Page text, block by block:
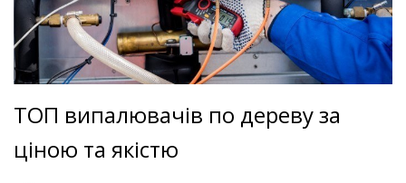
ТОП випалювачів по дереву за
ціною та якістю